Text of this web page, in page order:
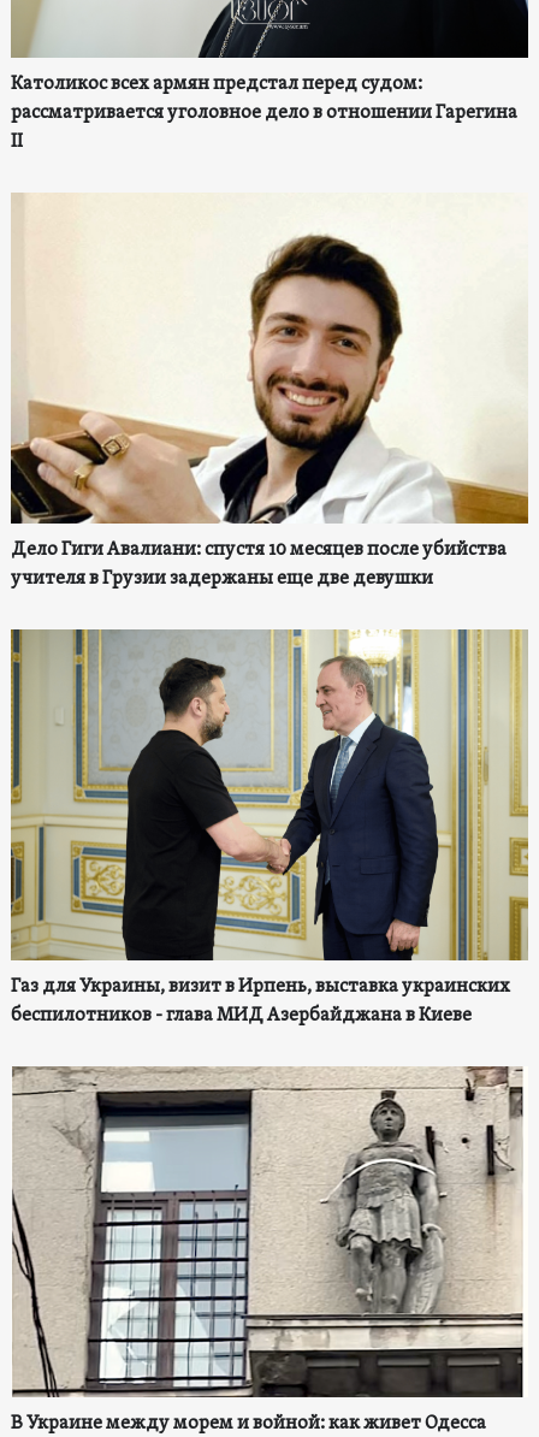
Католикос всех армян предстал перед судом:
рассматривается уголовное дело в отношении Гарегина
II
Дело Гиги Авалиани: спустя 10 месяцев после убийства
учителя в Грузии задержаны еще две девушки
Газ для Украины, визит в Ирпень, выставка украинских
беспилотников - глава МИД Азербайджана в Киеве
В Украине между морем и войной: как живет Одесса